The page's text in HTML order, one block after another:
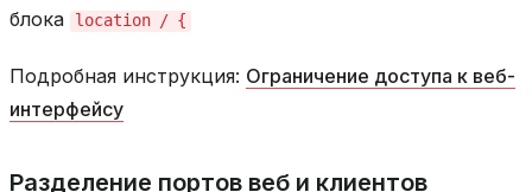
блока
location / {
Подробная инструкция: Ограничение доступа к веб-
интерфейсу
Разделение портов веб и клиентов